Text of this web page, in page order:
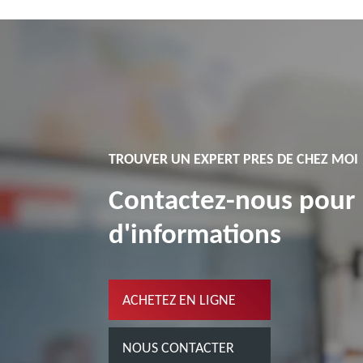
TROUVER UN EXPERT PRES DE CHEZ MOI
Contactez-nous pour
d'informations
ACHETEZ EN LIGNE
NOUS CONTACTER